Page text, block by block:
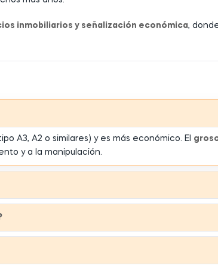
inmobiliarios y señalización económica,
A3, A2 o similares) y es más económico. El
y a la manipulación.